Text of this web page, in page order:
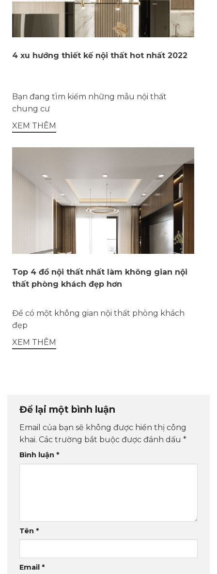
4 xu hướng thiết kế nội thất hot nhất 2022
Bạn đang tìm kiếm những mẫu nội thất
chung cư
XEM THÊM
Top 4 đồ nội thất nhất làm không gian nội
thất phòng khách đẹp hơn
Để có một không gian nội thất phòng khách
đẹp
XEM THÊM
Để lại một bình luận
Email của bạn sẽ không được hiển thị công
khai. Các trường bắt buộc được đánh dấu *
Bình luận *
Tên *
Email *